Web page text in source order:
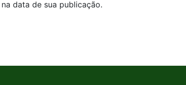
data de sua publicação.